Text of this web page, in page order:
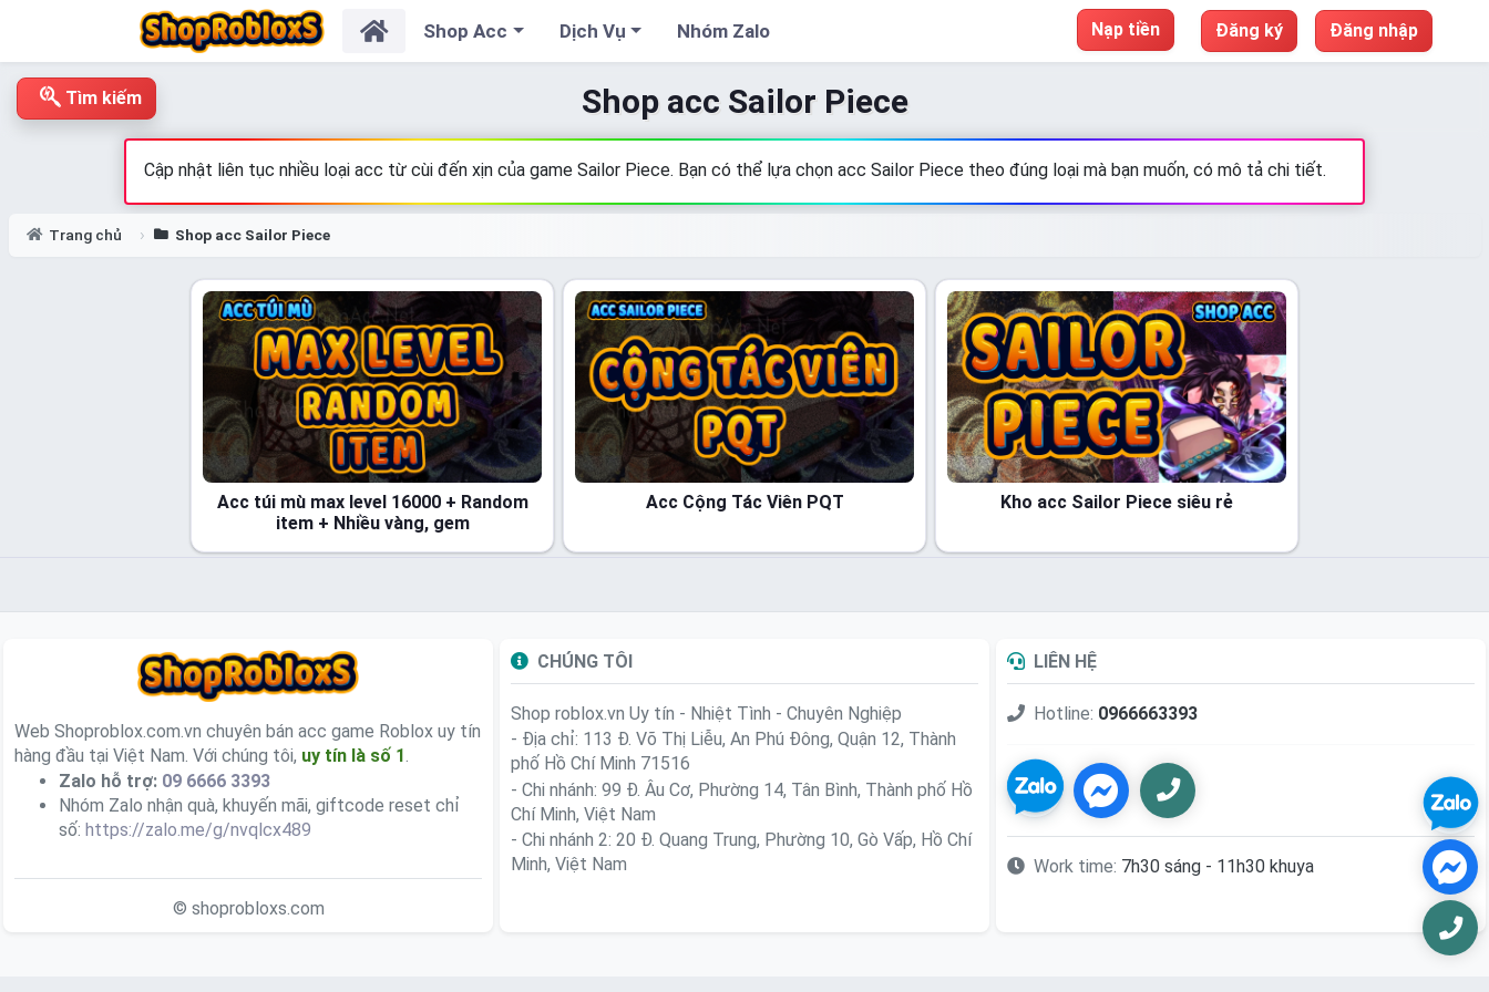
Shop Acc Dịch Vụ Nhóm Zalo Nạp tiền Đăng ký Đăng nhập
Shop acc Sailor Piece
Cập nhật liên tục nhiều loại acc từ cùi đến xịn của game Sailor Piece. Bạn có thể lựa chọn acc Sailor Piece theo đúng loại mà bạn muốn, có mô tả chi tiết.
Trang chủ Shop acc Sailor Piece
Acc túi mù max level 16000 + Random
item + Nhiều vàng, gem
Acc Cộng Tác Viên PQT Kho acc Sailor Piece siêu rẻ
Tìm kiếm
Web Shoproblox.com.vn chuyên bán acc game Roblox uy tín
hàng đầu tại Việt Nam. Với chúng tôi, uy tín là số 1
Zalo hỗ trợ: 09 6666 3393
Nhóm Zalo nhận quà, khuyến mãi, giftcode reset chỉ
số: https://zalo.me/g/nvqlcx489
© shoprobloxs.com
CHÚNG TÔI
Shop roblox.vn Uy tín - Nhiệt Tình - Chuyên Nghiệp
- Địa chỉ: 113 Đ. Võ Thị Liễu, An Phú Đông, Quận 12, Thành
phố Hồ Chí Minh 71516
- Chi nhánh: 99 Đ. Âu Cơ, Phường 14, Tân Bình, Thành phố Hồ
Chí Minh, Việt Nam
- Chi nhánh 2: 20 Đ. Quang Trung, Phường 10, Gò Vấp, Hồ Chí
Minh, Việt Nam
LIÊN HỆ
Hotline: 0966663393
Work time: 7h30 sáng - 11h30 khuya